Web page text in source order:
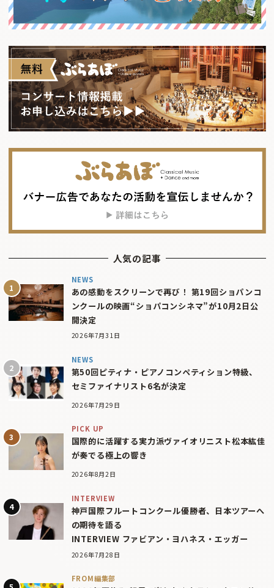
人気の記事
NEWS
あの感動をスクリーンで再び！ 第19回ショパンコ
ンクールの映画“ショパコンシネマ”が10月2日公
開決定
2026年7月31日
NEWS
第50回ピティナ・ピアノコンペティション特級、
セミファイナリスト6名が決定
2026年7月29日
PICK UP
国際的に活躍する実力派ヴァイオリニスト松本紘佳
が奏でる極上の響き
2026年8月2日
INTERVIEW
神戸国際フルートコンクール優勝者、日本ツアーへ
の期待を語る
INTERVIEW ファビアン・ヨハネス・エッガー
2026年7月28日
FROM編集部